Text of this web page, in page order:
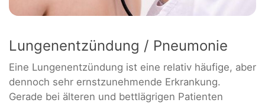
Lungenentzündung / Pneumonie
Eine Lungenentzündung ist eine relativ häufige, aber
dennoch sehr ernstzunehmende Erkrankung.
Gerade bei älteren und bettlägrigen Patienten